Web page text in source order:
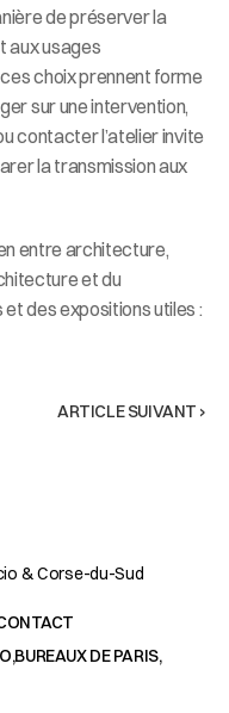
de préserver la
aux usages
choix prennent forme
sur une intervention,
contacter l’atelier invite
la transmission aux
entre architecture,
et du
des expositions utiles :
ARTICLE SUIVANT ›
& Corse-du-Sud
,BUREAUX DE PARIS,